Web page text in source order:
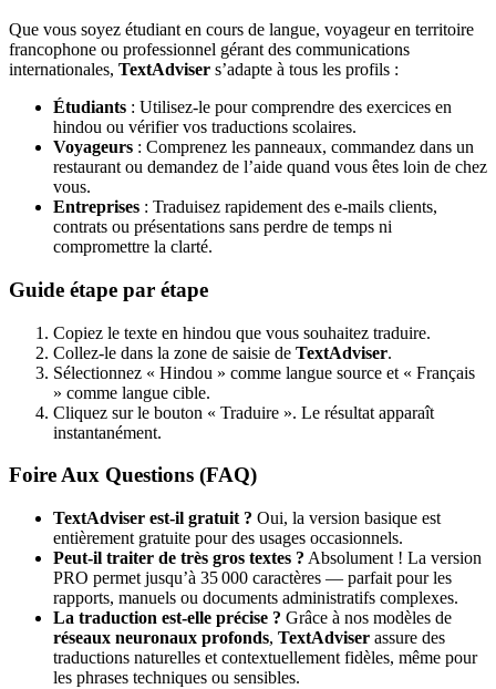
Que vous soyez étudiant en cours de langue, voyageur en territoire
francophone ou professionnel gérant des communications
internationales, TextAdviser s’adapte à tous les profils :
Étudiants : Utilisez-le pour comprendre des exercices en
hindou ou vérifier vos traductions scolaires.
Voyageurs : Comprenez les panneaux, commandez dans un
restaurant ou demandez de l’aide quand vous êtes loin de chez
vous.
Entreprises : Traduisez rapidement des e-mails clients,
contrats ou présentations sans perdre de temps ni
compromettre la clarté.
Guide étape par étape
Copiez le texte en hindou que vous souhaitez traduire.
Collez-le dans la zone de saisie de TextAdviser.
Sélectionnez « Hindou » comme langue source et « Français
» comme langue cible.
Cliquez sur le bouton « Traduire ». Le résultat apparaît
instantanément.
Foire Aux Questions (FAQ)
TextAdviser est-il gratuit ? Oui, la version basique est
entièrement gratuite pour des usages occasionnels.
Peut-il traiter de très gros textes ? Absolument ! La version
PRO permet jusqu’à 35 000 caractères — parfait pour les
rapports, manuels ou documents administratifs complexes.
La traduction est-elle précise ? Grâce à nos modèles de
réseaux neuronaux profonds, TextAdviser assure des
traductions naturelles et contextuellement fidèles, même pour
les phrases techniques ou sensibles.